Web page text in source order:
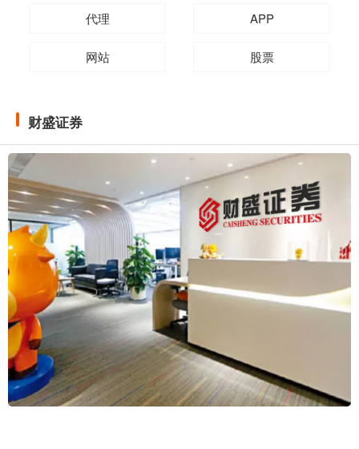
代理 APP
网站 股票
财盛证券